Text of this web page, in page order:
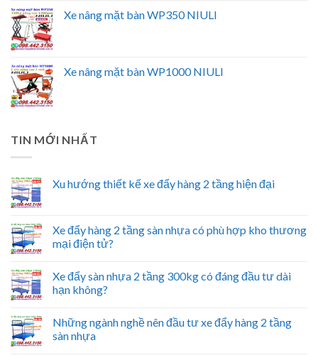
Xe nâng mặt bàn WP350 NIULI
Xe nâng mặt bàn WP1000 NIULI
TIN MỚI NHẤT
Xu hướng thiết kế xe đẩy hàng 2 tầng hiện đại
Xe đẩy hàng 2 tầng sàn nhựa có phù hợp kho thương
mại điện tử?
Xe đẩy sàn nhựa 2 tầng 300kg có đáng đầu tư dài
hạn không?
Những ngành nghề nên đầu tư xe đẩy hàng 2 tầng
sàn nhựa